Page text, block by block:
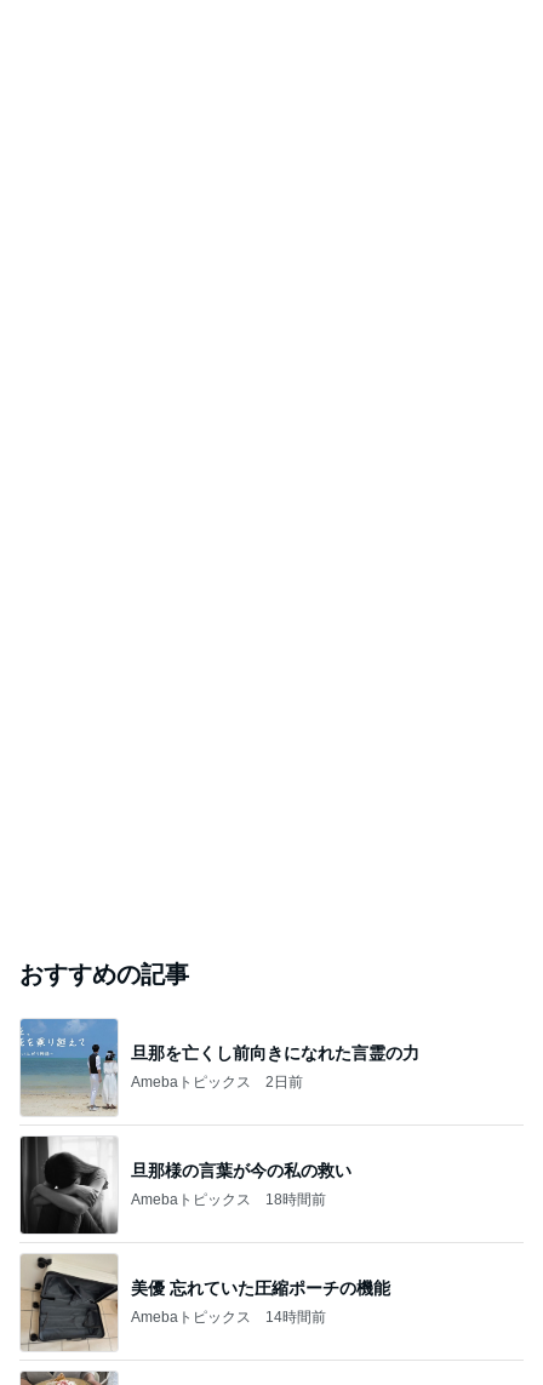
おすすめの記事
旦那を亡くし前向きになれた言霊の力
Amebaトピックス 2日前
旦那様の言葉が今の私の救い
Amebaトピックス 18時間前
美優 忘れていた圧縮ポーチの機能
Amebaトピックス 14時間前